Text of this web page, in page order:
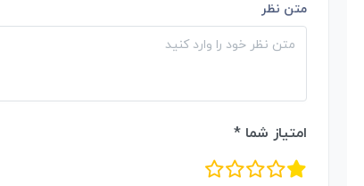
متن نظر
امتیاز شما *